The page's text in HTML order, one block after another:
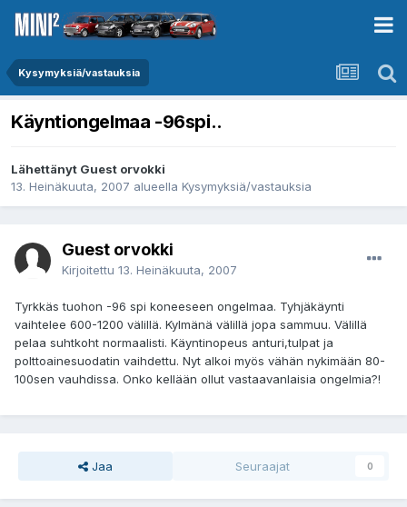
Kysymyksiä/vastauksia
Käyntiongelmaa -96spi..
Lähettänyt Guest orvokki
13. Heinäkuuta, 2007 alueella Kysymyksiä/vastauksia
Guest orvokki
Kirjoitettu 13. Heinäkuuta, 2007
Tyrkkäs tuohon -96 spi koneeseen ongelmaa. Tyhjäkäynti
vaihtelee 600-1200 välillä. Kylmänä välillä jopa sammuu. Välillä
pelaa suhtkoht normaalisti. Käyntinopeus anturi,tulpat ja
polttoainesuodatin vaihdettu. Nyt alkoi myös vähän nykimään 80-
100sen vauhdissa. Onko kellään ollut vastaavanlaisia ongelmia?!
Jaa Seuraajat 0